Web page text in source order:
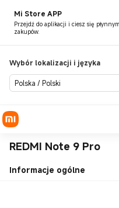
Mi Store APP
Przejdź do aplikacji i ciesz się
zakupów.
Wybór lokalizacji i języka
Polska / Polski
REDMI Note 9 Pro
Informacje ogólne